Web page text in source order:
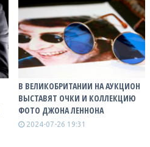
В ВЕЛИКОБРИТАНИИ НА АУКЦИОН
ВЫСТАВЯТ ОЧКИ И КОЛЛЕКЦИЮ
ФОТО ДЖОНА ЛЕННОНА
2024-07-26 19:31